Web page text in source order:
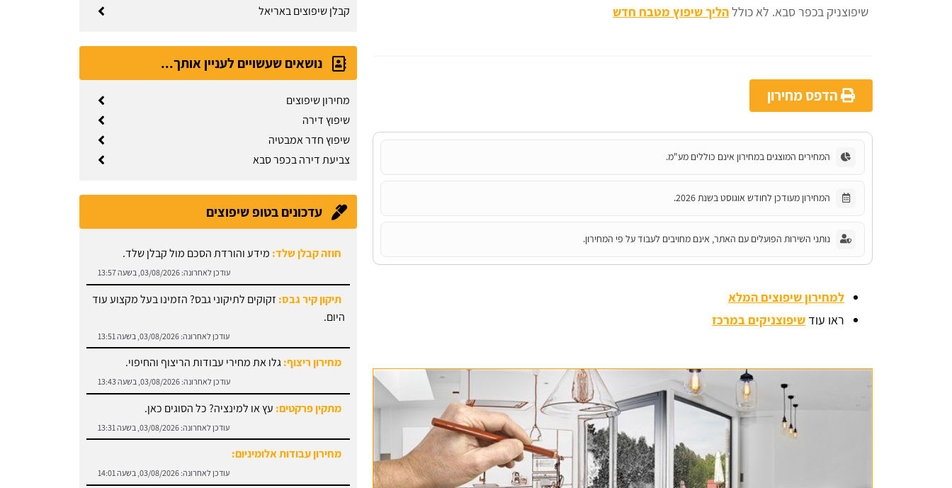
שיפוצניק בכפר סבא. לא כוללהליך שיפוץ מטבח חדש
הדפס מחירון
המחירים המוצגים במחירון אינם כוללים מע"מ.
המחירון מעודכן לחודש אוגוסט בשנת 2026.
נותני השירות הפועלים עם האתר, אינם מחויבים לעבוד על פי המחירון.
למחירון שיפוצים המלא
ראו עוד שיפוצניקים במרכז
קבלן שיפוצים באריאל
נושאים שעשויים לעניין אותך...
מחירון שיפוצים
שיפוץ דירה
שיפוץ חדר אמבטיה
צביעת דירה בכפר סבא
עדכונים בטופ שיפוצים
עודכן לאחרונה:03/08/2026, בשעה 13:57
תיקון קיר גבס:זקוקים לתיקוני גבס? הזמינו בעל מקצוע עוד
היום.
מחירון ריצוף:גלו את מחירי עבודות הריצוף והחיפוי.
עודכן לאחרונה: 03/08/2026, בשעה 13:43
מתקין פרקטים:עץ או למינציה? כל הסוגים כאן.
עודכן לאחרונה:03/08/2026, בשעה 13:31
מחירון עבודות אלומיניום: